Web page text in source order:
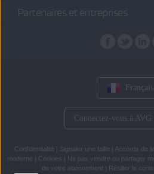
Partenaires et entreprises
Français
Connectez-vous à
Confidentialité Signaler une faille Accords de
moderne
Cookies Ne pas vendre ou partager
de votre abonnement
Résilier le